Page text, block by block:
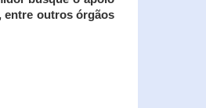
entre outros órgãos